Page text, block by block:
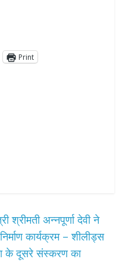
Print
श्रीमती अन्नपूर्णा देवी ने
कार्यक्रम – शीलीड्स
के दूसरे संस्करण का